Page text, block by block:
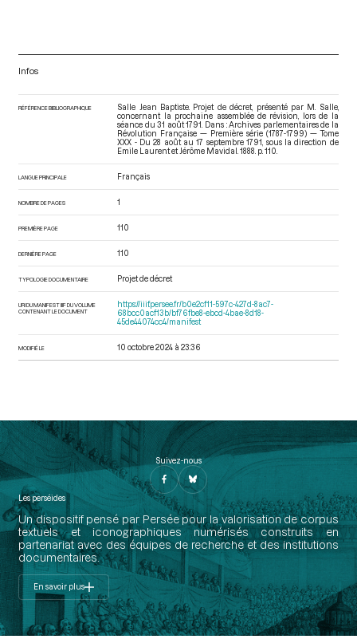
Infos
RÉFÉRENCE BIBLIOGRAPHIQUE
Salle Jean Baptiste. Projet de décret, présenté par M. Salle,
concernant la prochaine assemblée de révision, lors de la
séance du 31 août 1791. Dans : Archives parlementaires de la
Révolution Française — Première série (1787-1799) — Tome
XXX - Du 28 août au 17 septembre 1791
, sous la direction de
Emile Laurent et Jérôme Mavidal. 1888. p. 110.
LANGUE PRINCIPALE Français
NOMBRE DE PAGES 1
PREMIÈRE PAGE 110
DERNIÈRE PAGE 110
TYPOLOGIE DOCUMENTAIRE Projet de décret
URI DU MANIFEST IIIF DU VOLUME
CONTENANT LE DOCUMENT
https://iiif.persee.fr/b0e2cf11-597c-427d-8ac7-
68bcc0acf13b/bf76fbe8-ebcd-4bae-8d18-
45de44074cc4/manifest
MODIFIÉ LE 10 octobre 2024 à 23:36
Suivez-nous
Les perséides
Un dispositif pensé par Persée pour la valorisation de corpus
textuels et iconographiques numérisés construits en
partenariat avec des équipes de recherche et des institutions
documentaires.
En savoir plus